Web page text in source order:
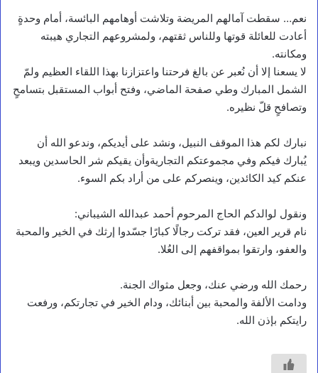
نعم… سقطت آمالهم المريضة وتلاشت أوهامهم البائسة، أمام وحدةٍ
أعادت للعائلة قوتها وللناس ثقتهم، ولمشروعهم التجاري هيبته
ومكانته.
لا يسعنا إلا أن نُعبر عن بالغ فرحتنا واعتزازنا بهذا اللقاء العظيم ولمّ
الشمل المبارك وطي صفحة الماضي، وفتح أبواب المستقبل بتسامحٍ
وتصافحٍ قلّ نظيره.
نبارك لكم هذا الموقف النبيل، ونشد على أيديكم، وندعو الله أن
يُبارك فيكم وفي مجموعتكم التجاريةوأن يقيكم شر الحاسدين ويبعد
عنكم كيد الكائدين، وينصركم على من أراد بكم السوء.
ونقول لوالدكم الحاج المرحوم أحمد عبدالله الشيباني:
نام قرير العين، فقد تركت رجالًا كبارًا جسّدوا إرثك في الخير والمحبة
والعفو، وارتقوا بمواقفهم إلى العُلا.
رحمك الله ورضي عنك، وجعل مثواك الجنة.
ودامت الألفة والمحبة بين أبنائك، ودام الخير في تجارتكم، ورفعت
رايتكم بإذن الله.